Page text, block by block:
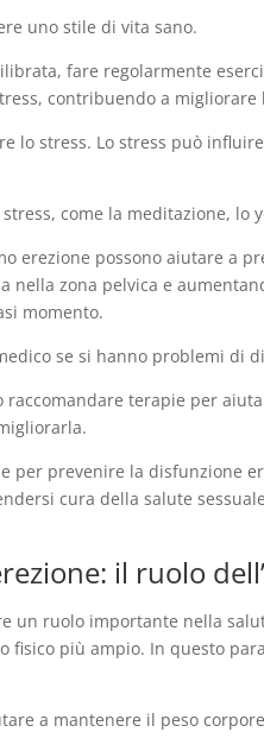
uno stile di vita sano.
fare regolarmente
contribuendo a migliorare
lo stress. Lo stress può
come la meditazione, lo
erezione possono aiutare a
nella zona pelvica e
momento.
se si hanno problemi di
terapie per
per prevenire la disfunzione
cura della salute
il ruolo
un ruolo importante nella
fisico più ampio. In questo
a mantenere il peso